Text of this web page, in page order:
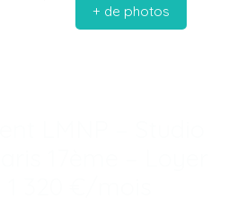
+ de photos